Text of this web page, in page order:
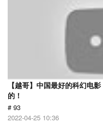
【越哥】中国最好的科幻电
的！
# 93
2022-04-25 10:36